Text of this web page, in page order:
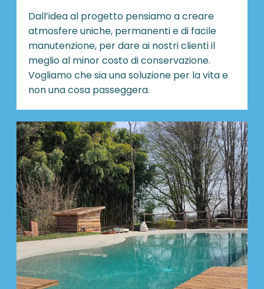
Dall’idea al progetto pensiamo a creare
atmosfere uniche, permanenti e di facile
manutenzione, per dare ai nostri clienti il
meglio al minor costo di conservazione.
Vogliamo che sia una soluzione per la vita e
non una cosa passeggera.